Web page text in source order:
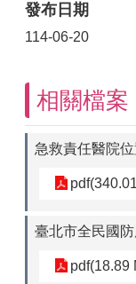
發布日期
114-06-20
相關檔案
急救責任醫院
臺北市全民國
pdf(18.89